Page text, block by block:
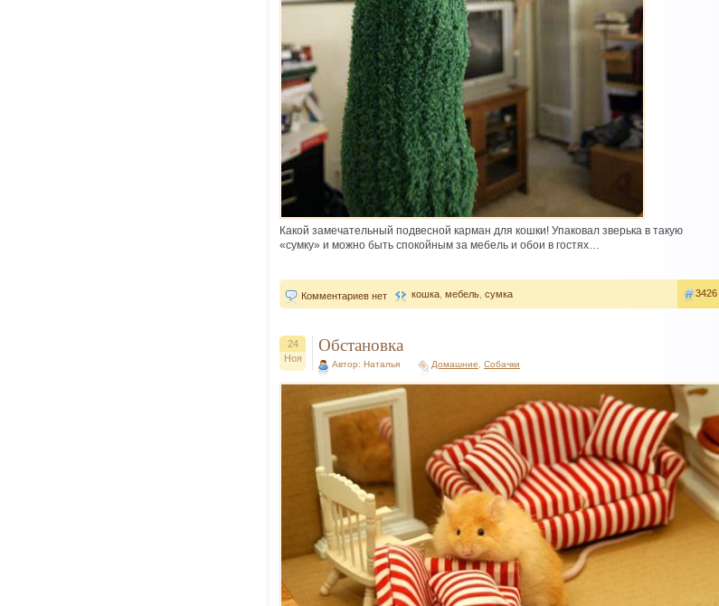
Какой замечательный подвесной карман для кошки! Упаковал зверька в такую
«сумку» и можно быть спокойным за мебель и обои в гостях…
Комментариев нет кошка мебель сумка 3426
24
Ноя
Обстановка
Автор: Наталья Домашние Собачки